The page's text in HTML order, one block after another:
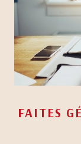
FAITES